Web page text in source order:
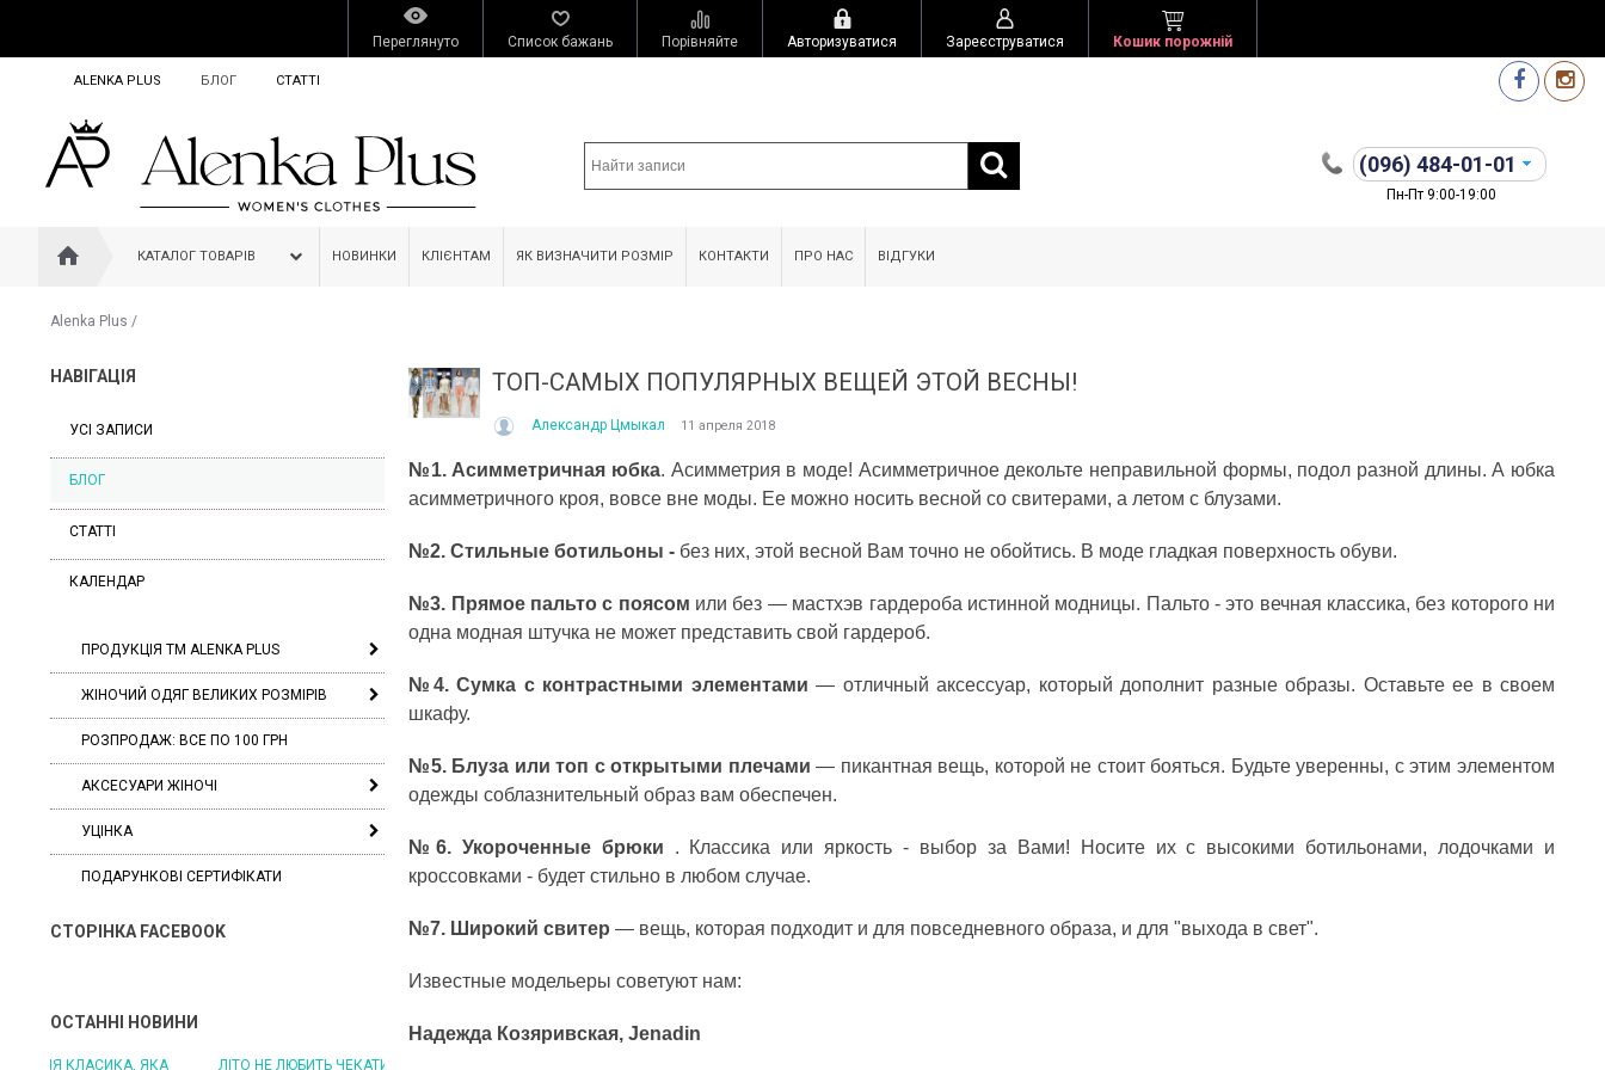
Переглянуто Список бажань Порівняйте Авторизуватися Зареєструватися Кошик порожній
ALENKA PLUS БЛОГ СТАТТІ
(096) 484-01-01
Пн-Пт 9:00-19:00
КАТАЛОГ ТОВАРІВ НОВИНКИ КЛІЄНТАМ ЯК ВИЗНАЧИТИ РОЗМІР КОНТАКТИ ПРО НАС ВІДГУКИ
Alenka Plus /
НАВІГАЦІЯ
УСІ ЗАПИСИ
БЛОГ
СТАТТІ
КАЛЕНДАР
ПРОДУКЦІЯ ТМ ALENKA PLUS
ЖІНОЧИЙ ОДЯГ ВЕЛИКИХ РОЗМІРІВ
РОЗПРОДАЖ: ВСЕ ПО 100 ГРН
АКСЕСУАРИ ЖІНОЧІ
УЦІНКА
ПОДАРУНКОВІ СЕРТИФІКАТИ
СТОРІНКА FACEBOOK
ОСТАННІ НОВИНИ
ЛІТО НЕ ЛЮБИТЬ ЧЕКАТИ: БУДЬТЕ ГОТОВІ ДО
ТОП-САМЫХ ПОПУЛЯРНЫХ ВЕЩЕЙ ЭТОЙ ВЕСНЫ!
Александр Цмыкал 11 апреля 2018
№1. Асимметричная юбка. Асимметрия в моде! Асимметричное декольте неправильной формы, подол разной длины. А юбка
асимметричного кроя, вовсе вне моды. Ее можно носить весной со свитерами, а летом с блузами.
№2. Стильные ботильоны - без них, этой весной Вам точно не обойтись. В моде гладкая поверхность обуви.
№3. Прямое пальто с поясом или без — мастхэв гардероба истинной модницы. Пальто - это вечная классика, без которого ни
одна модная штучка не может представить свой гардероб.
№4. Сумка с контрастными элементами — отличный аксессуар, который дополнит разные образы. Оставьте ее в своем
шкафу.
№5. Блуза или топ с открытыми плечами — пикантная вещь, которой не стоит бояться. Будьте уверенны, с этим элементом
одежды соблазнительный образ вам обеспечен.
№6. Укороченные брюки . Классика или яркость - выбор за Вами! Носите их с высокими ботильонами, лодочками и
кроссовками - будет стильно в любом случае.
№7. Широкий свитер — вещь, которая подходит и для повседневного образа, и для "выхода в свет".
Известные модельеры советуют нам:
Надежда Козяривская, Jenadin